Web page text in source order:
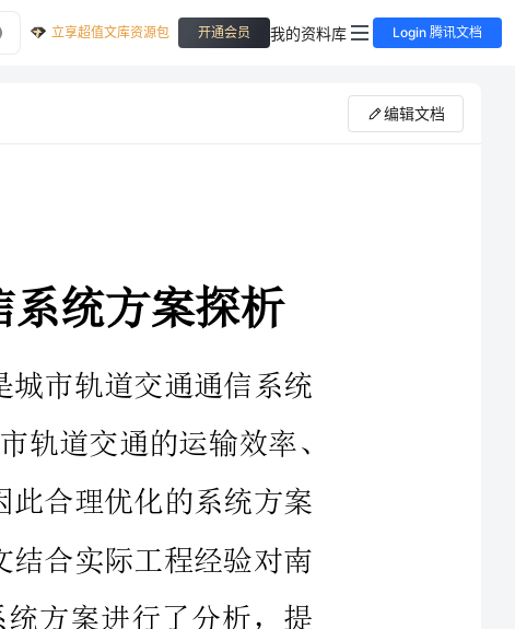
立享超值文库资源包 开通会员 我的资料库 Login 腾讯文档
编辑文档
摘要：专用无线调度指挥系统是城市轨道交通通信系统
管理水平和服务质量有重要影响，因此合理优化的系统方案
对轨道交通通信系统至关重要。本文结合实际工程经验对南
京地铁11号线专用无线调度指挥系统方案进行了分析，提